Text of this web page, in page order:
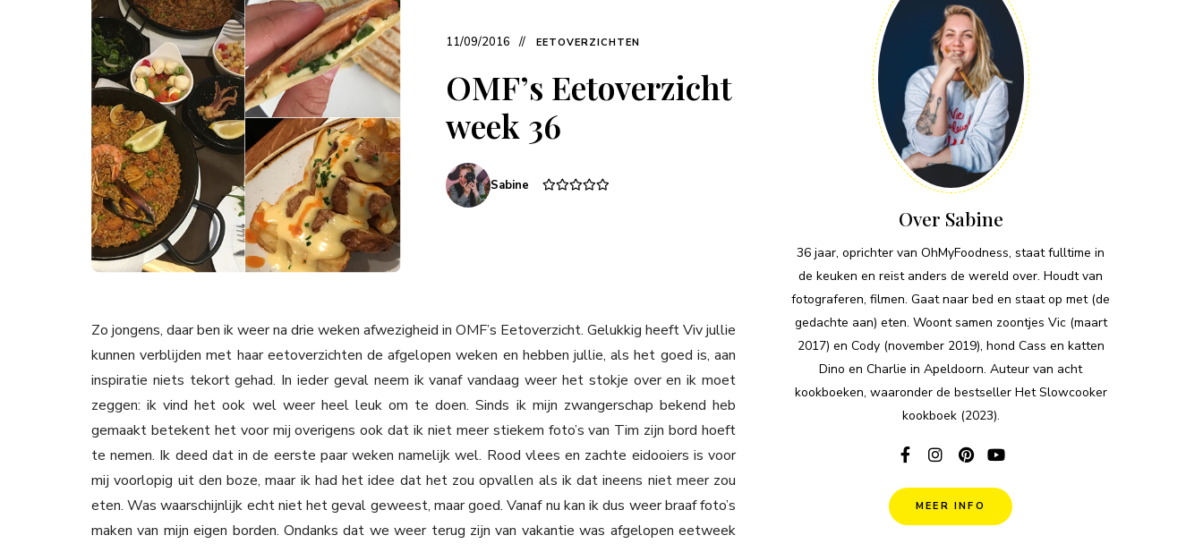
11/09/2016 EETOVERZICHTEN
OMF’s Eetoverzicht
week 36
Sabine
Zo jongens, daar ben ik weer na drie weken afwezigheid in OMF’s Eetoverzicht. Gelukkig heeft Viv jullie
kunnen verblijden met haar eetoverzichten de afgelopen weken en hebben jullie, als het goed is, aan
inspiratie niets tekort gehad. In ieder geval neem ik vanaf vandaag weer het stokje over en ik moet
zeggen: ik vind het ook wel weer heel leuk om te doen. Sinds ik mijn zwangerschap bekend heb
gemaakt betekent het voor mij overigens ook dat ik niet meer stiekem foto’s van Tim zijn bord hoeft
te nemen. Ik deed dat in de eerste paar weken namelijk wel. Rood vlees en zachte eidooiers is voor
mij voorlopig uit den boze, maar ik had het idee dat het zou opvallen als ik dat ineens niet meer zou
eten. Was waarschijnlijk echt niet het geval geweest, maar goed. Vanaf nu kan ik dus weer braaf foto’s
maken van mijn eigen borden. Ondanks dat we weer terug zijn van vakantie was afgelopen eetweek
Over Sabine
36 jaar, oprichter van OhMyFoodness, staat fulltime in
de keuken en reist anders de wereld over. Houdt van
fotograferen, filmen. Gaat naar bed en staat op met (de
gedachte aan) eten. Woont samen zoontjes Vic (maart
2017) en Cody (november 2019), hond Cass en katten
Dino en Charlie in Apeldoorn. Auteur van acht
kookboeken, waaronder de bestseller Het Slowcooker
kookboek (2023).
MEER INFO